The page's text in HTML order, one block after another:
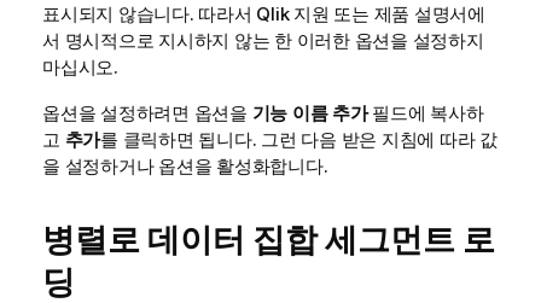
표시되지 않습니다. 따라서 Qlik지원 또는 제품 설명서에
서 명시적으로 지시하지 않는 한 이러한 옵션을 설정하지
마십시오.
옵션을 설정하려면 옵션을 기능 이름 추가필드에 복사하
고 추가를 클릭하면 됩니다. 그런 다음 받은 지침에 따라 값
을 설정하거나 옵션을 활성화합니다.
병렬로 데이터 집합 세그먼트 로
딩